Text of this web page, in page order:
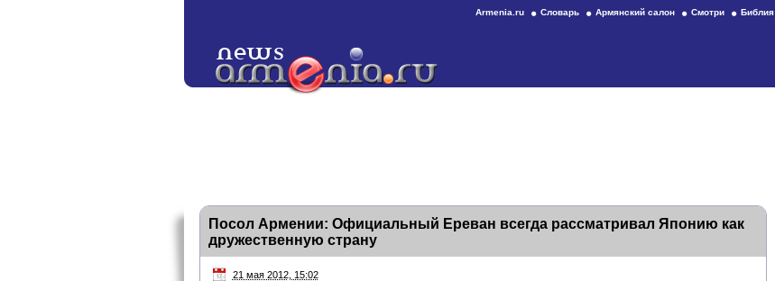
Armenia.ru Словарь Армянский салон Смотри Библия
Посол Армении: Официальный Ереван всегда рассматривал Японию как
дружественную страну
21 мая 2012, 15:02